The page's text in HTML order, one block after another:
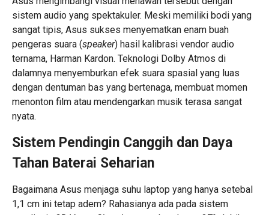
sistem audio yang spektakuler. Meski memiliki bodi yang
sangat tipis, Asus sukses menyematkan enam buah
pengeras suara (speaker) hasil kalibrasi vendor audio
ternama, Harman Kardon. Teknologi Dolby Atmos di
dalamnya menyemburkan efek suara spasial yang luas
dengan dentuman bas yang bertenaga, membuat momen
menonton film atau mendengarkan musik terasa sangat
nyata.
Sistem Pendingin Canggih dan Daya
Tahan Baterai Seharian
Bagaimana Asus menjaga suhu laptop yang hanya setebal
1,1 cm ini tetap adem? Rahasianya ada pada sistem